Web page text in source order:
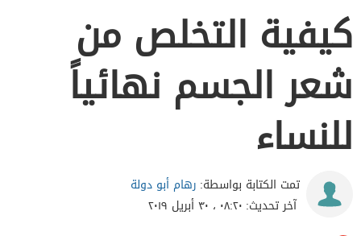
كيفية التخلص من
شعر الجسم نهائياً
للنساء
تمت الكتابة بواسطة: رهام أبو دولة
آخر تحديث: ٠٨:٢٠ ، ٣٠ أبريل ٢٠١٩